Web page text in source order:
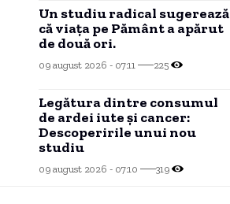
Un studiu radical sugerează
că viața pe Pământ a apărut
de două ori.
09 august 2026 - 07:11 225
Legătura dintre consumul
de ardei iute și cancer:
Descoperirile unui nou
studiu
09 august 2026 - 07:10 319